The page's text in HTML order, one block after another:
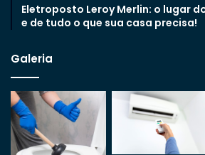
Eletroposto Leroy Merlin: o lugar
e de tudo o que sua casa precisa!
Galeria